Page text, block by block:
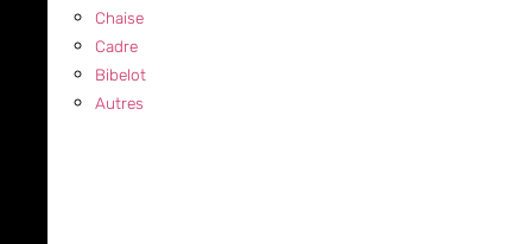
Chaise
Cadre
Bibelot
Autres